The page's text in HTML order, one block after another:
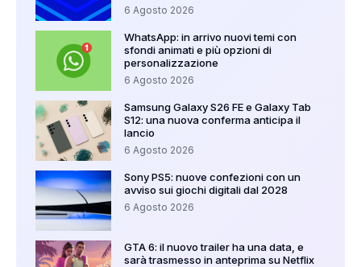
6 Agosto 2026
WhatsApp: in arrivo nuovi temi con
sfondi animati e più opzioni di
personalizzazione
6 Agosto 2026
Samsung Galaxy S26 FE e Galaxy Tab
S12: una nuova conferma anticipa il
lancio
6 Agosto 2026
Sony PS5: nuove confezioni con un
avviso sui giochi digitali dal 2028
6 Agosto 2026
GTA 6: il nuovo trailer ha una data, e
sarà trasmesso in anteprima su Netflix